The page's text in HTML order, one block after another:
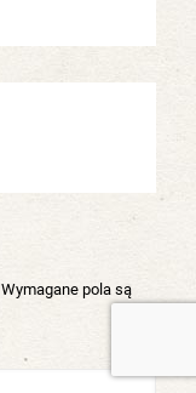
Wymagane pola są